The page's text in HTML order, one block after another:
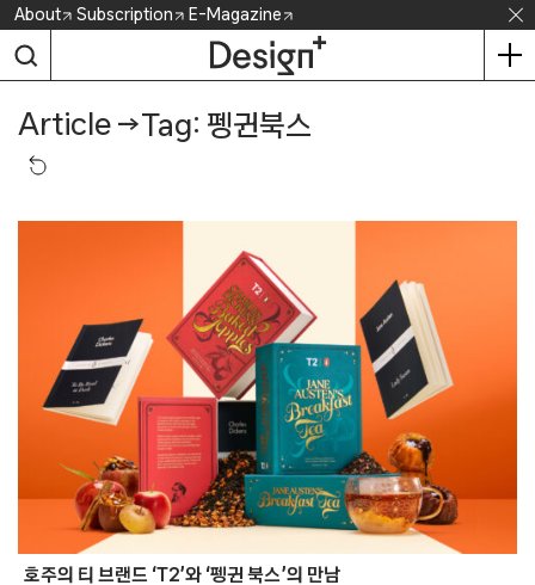
Skip
content
About Subscription E-Magazine
Article →Tag: 펭귄북스
호주의 티 브랜드 ‘T2’와 ‘펭귄 북스’의 만남